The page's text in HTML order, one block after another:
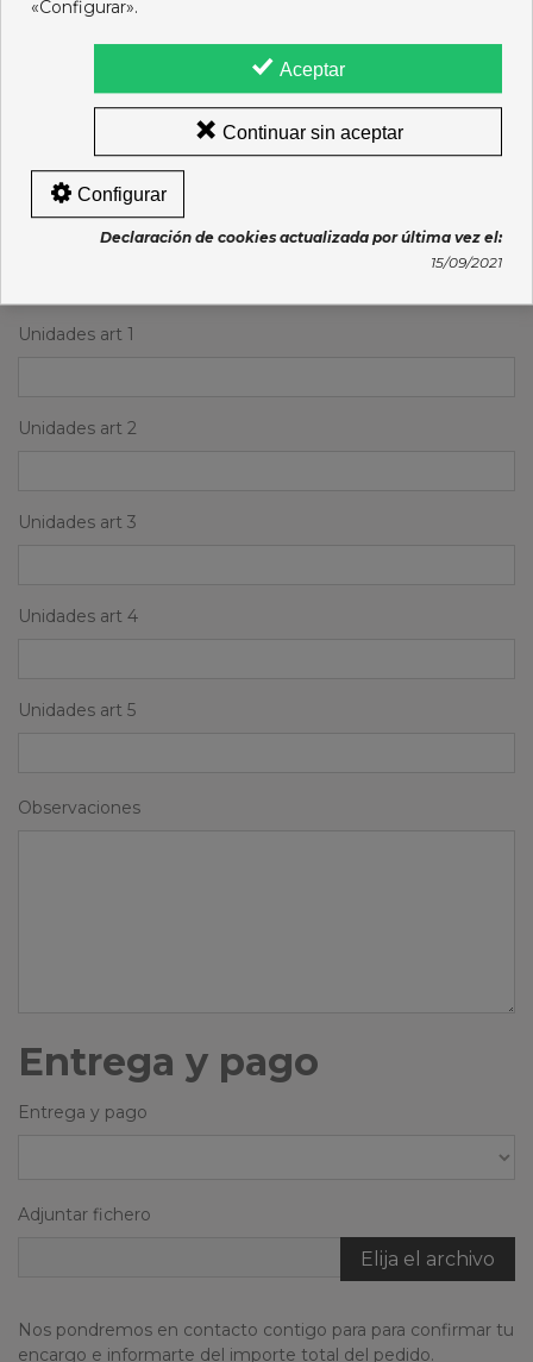
Artículo 3
Unidades art 1
Unidades art 2
Unidades art 3
Unidades art 4
Unidades art 5
Observaciones
Entrega y pago
Entrega y pago
Adjuntar fichero
Elija el archivo
Nos pondremos en contacto contigo para para confirmar tu
encargo e informarte del importe total del pedido.
«Configurar».
Aceptar
Continuar sin aceptar
Configurar
Declaración de cookies actualizada por última vez el:
15/09/2021